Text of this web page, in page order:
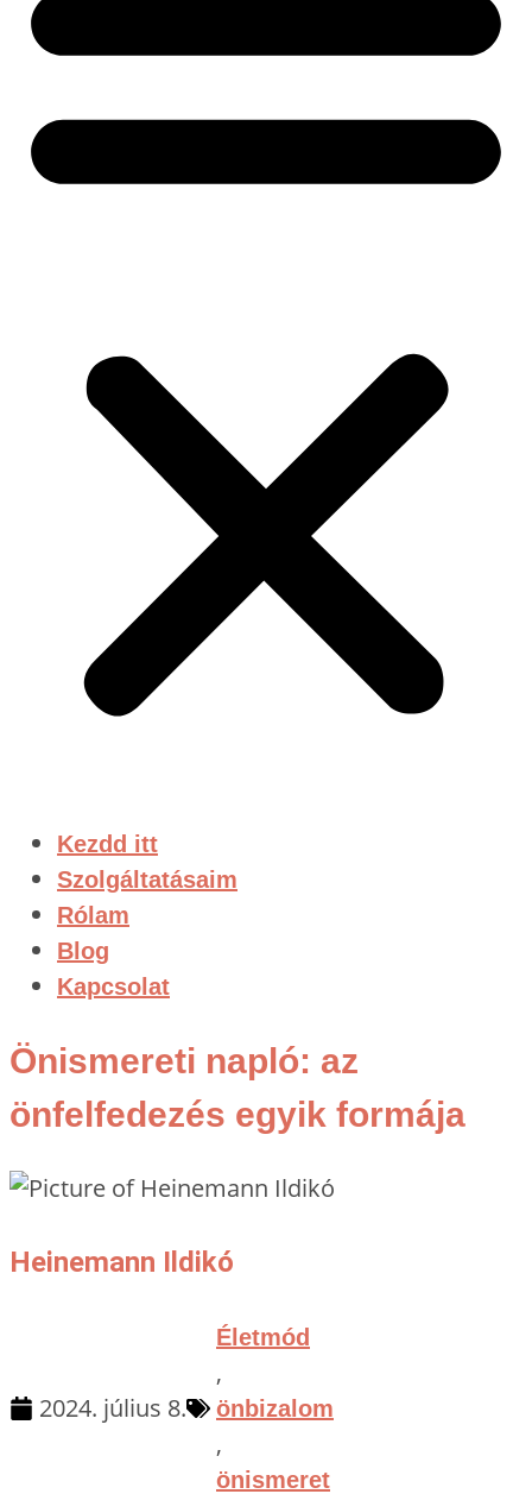
Kezdd itt
Szolgáltatásaim
Rólam
Blog
Kapcsolat
Önismereti napló: az
önfelfedezés egyik formája
Heinemann Ildikó
2024. július 8.
Életmód
,
önbizalom
,
önismeret